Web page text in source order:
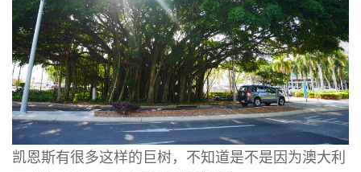
凯恩斯有很多这样的巨树，不知道是不是因为澳大利